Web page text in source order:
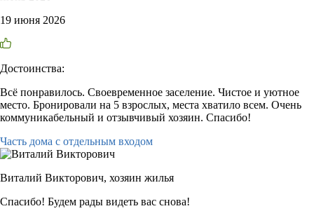
19 июня 2026
Достоинства:
Всё понравилось. Своевременное заселение. Чистое и уютное
место. Бронировали на 5 взрослых, места хватило всем. Очень
коммуникабельный и отзывчивый хозяин. Спасибо!
Часть дома с отдельным входом
Виталий Викторович, хозяин жилья
Спасибо! Будем рады видеть вас снова!